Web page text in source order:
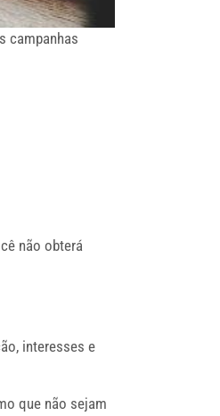
campanhas
não obterá
interesses e
que não sejam